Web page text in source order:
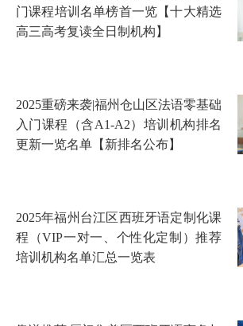
门课程培训名单榜首一览【十大精选
高三高考复读全日制机构】
2025重磅来袭|福州仓山区法语零基础
入门课程（含A1-A2）培训机构排名
更新一览名单【新排名公布】
2025年福州台江区西班牙语定制化课
程（VIP一对一、个性化定制）推荐
培训机构名单汇总一览表